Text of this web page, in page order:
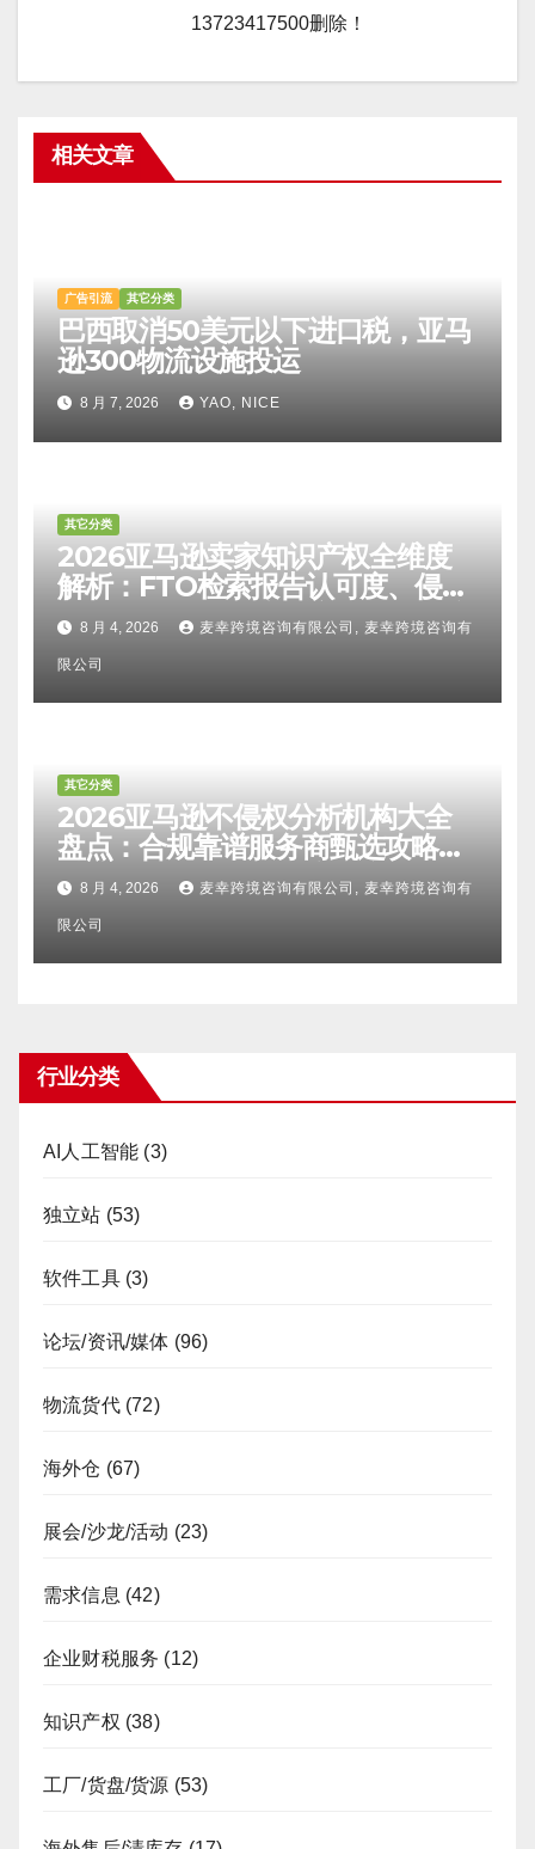
13723417500删除！
相关文章
广告引流 其它分类
巴西取消50美元以下进口税，亚马
逊300物流设施投运
8 月 7, 2026 YAO, NICE
其它分类
2026亚马逊卖家知识产权全维度
解析：FTO检索报告认可度、侵权
比对区别、TRO应诉方法及服务商
甄选避坑全攻略
8 月 4, 2026 麦幸跨境咨询有限公司, 麦幸跨境咨询有
限公司
其它分类
2026亚马逊不侵权分析机构大全
盘点：合规靠谱服务商甄选攻略、
避坑FAQ及标杆机构实力详解
8 月 4, 2026 麦幸跨境咨询有限公司, 麦幸跨境咨询有
限公司
行业分类
AI人工智能 (3)
独立站 (53)
软件工具(3)
论坛/资讯/媒体 (96)
物流货代(72)
海外仓 (67)
展会/沙龙/活动 (23)
需求信息 (42)
企业财税服务 (12)
知识产权 (38)
工厂/货盘/货源 (53)